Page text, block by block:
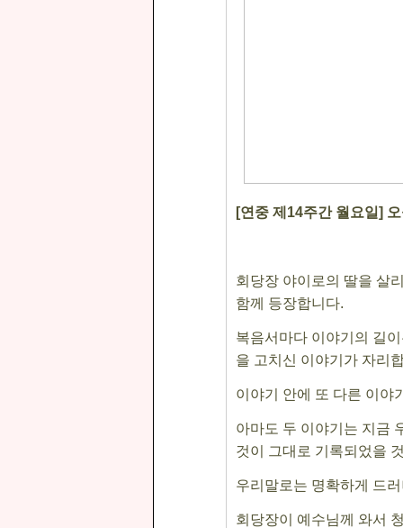
[연중 제 14주간 월요일]
회당장 야이로의 딸을 살
함께 등장합니다.
복음서마다 이야기의 길
을 고치신 이야기가 자리
이야기 안에 또 다른 이야
아마도 두 이야기는 지금
것이 그대로 기록되었을
우리말로는 명확하게 드
회당장이 예수님께 와서